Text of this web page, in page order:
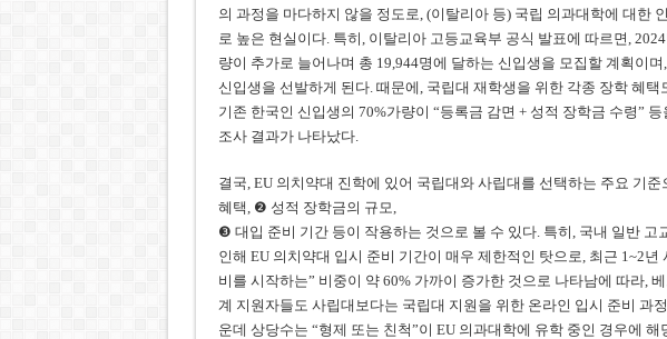
의 과정을 마다하지 않을 정도로, (이탈리아 등) 국립 의과대학에 대한
로 높은 현실이다. 특히, 이탈리아 고등교육부 공식 발표에 따르면,
량이 추가로 늘어나며 총 19,944명에 달하는 신입생을 모집할 계획이
신입생을 선발하게 된다. 때문에, 국립대 재학생을 위한 각종 장학 혜택
기존 한국인 신입생의 70%가량이 “등록금 감면 + 성적 장학금 수령”
조사 결과가 나타났다.
결국, EU 의치약대 진학에 있어 국립대와 사립대를 선택하는 주요 기
혜택, ❷ 성적 장학금의 규모,
❸ 대입 준비 기간 등이 작용하는 것으로 볼 수 있다. 특히, 국내 일반 고
인해 EU 의치약대 입시 준비 기간이 매우 제한적인 탓으로, 최근 1~2년
비를 시작하는” 비중이 약 60% 가까이 증가한 것으로 나타남에 따라,
계 지원자들도 사립대보다는 국립대 지원을 위한 온라인 입시 준비 과
운데 상당수는 “형제 또는 친척”이 EU 의과대학에 유학 중인 경우에